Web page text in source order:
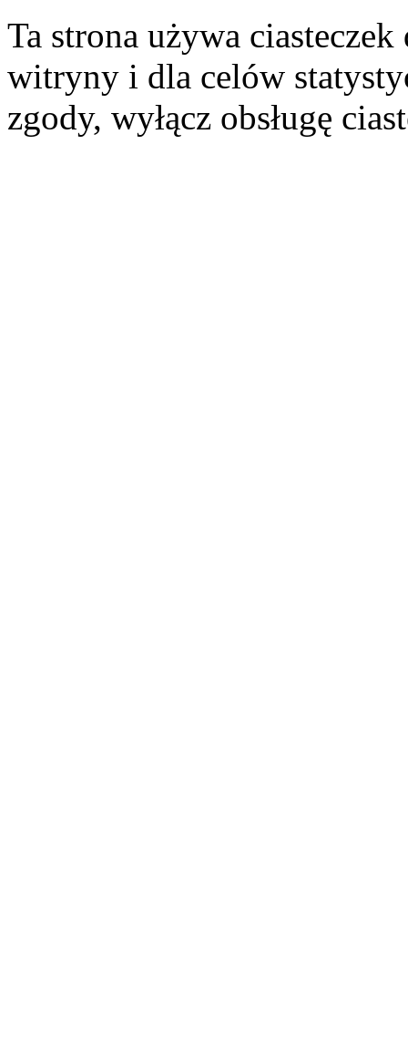
Ta strona używa
witryny i dla celów
zgody, wyłącz obsługę